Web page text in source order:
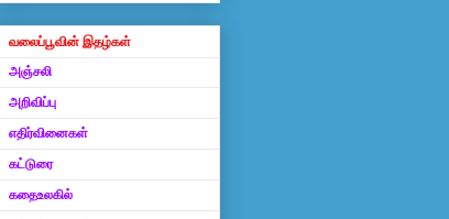
வலைப்பூவின் இதழ்கள்
அஞ்சலி
அறிவிப்பு
எதிர்வினைகள்
கட்டுரை
கதைஉலகில்